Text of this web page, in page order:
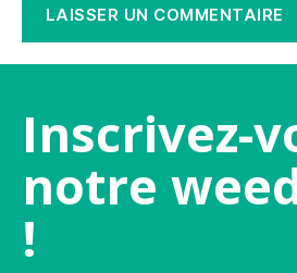
Inscrivez-
notre
!